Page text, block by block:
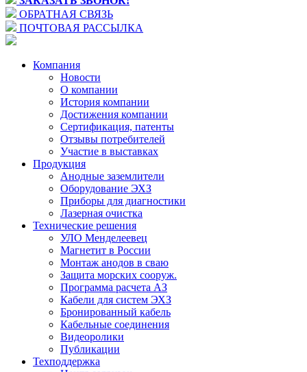
ОБРАТНАЯ СВЯЗЬ
ПОЧТОВАЯ РАССЫЛКА
Компания
Новости
О компании
История компании
Достижения компании
Сертификация, патенты
Отзывы потребителей
Участие в выставках
Продукция
Анодные заземлители
Оборудование ЭХЗ
Приборы для диагностики
Лазерная очистка
Технические решения
УЛО Менделеевец
Магнетит в России
Монтаж анодов в сваю
Защита морских сооруж.
Программа расчета АЗ
Кабели для систем ЭХЗ
Бронированный кабель
Кабельные соединения
Видеоролики
Публикации
Техподдержка